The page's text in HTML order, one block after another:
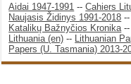
Aidai 1947-1991 --Cahiers
Naujasis Židinys 1991-2018 --
Katalikų Bažnyčios Kronika
Lithuania (en) -- Lithuanian
Papers (U. Tasmania) 2013-